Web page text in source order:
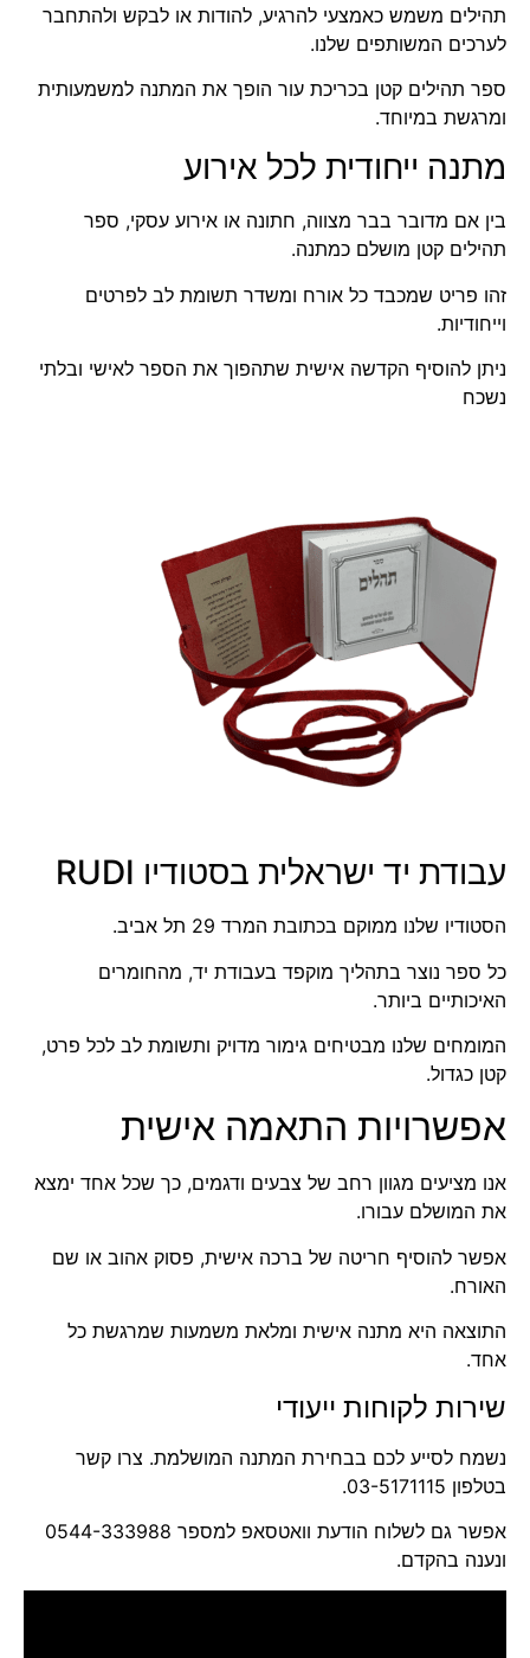
תהילים משמש כאמצעי להרגיע, להודות או לבקש ולהתחבר
לערכים המשותפים שלנו.
ספר תהילים קטן בכריכת עור הופך את המתנה למשמעותית
ומרגשת במיוחד.
מתנה ייחודית לכל אירוע
בין אם מדובר בבר מצווה, חתונה או אירוע עסקי, ספר
תהילים קטן מושלם כמתנה.
זהו פריט שמכבד כל אורח ומשדר תשומת לב לפרטים
וייחודיות.
ניתן להוסיף הקדשה אישית שתהפוך את הספר לאישי ובלתי
נשכח
עבודת יד ישראלית בסטודיו RUDI
הסטודיו שלנו ממוקם בכתובת המרד 29 תל אביב
.
כל ספר נוצר בתהליך מוקפד בעבודת יד, מהחומרים
האיכותיים ביותר.
המומחים שלנו מבטיחים גימור מדויק ותשומת לב לכל פרט,
קטן כגדול.
אפשרויות התאמה אישית
אנו מציעים מגוון רחב של צבעים ודגמים, כך שכל אחד ימצא
את המושלם עבורו.
אפשר להוסיף חריטה של ברכה אישית, פסוק אהוב או שם
האורח.
התוצאה היא מתנה אישית ומלאת משמעות שמרגשת כל
אחד.
שירות לקוחות ייעודי
נשמח לסייע לכם בבחירת המתנה המושלמת. צרו קשר
בטלפון 03-5171115
.
אפשר גם לשלוח הודעת וואטסאפ למספר 0544-333988
ונענה בהקדם.